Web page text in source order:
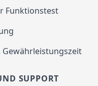
Funktionstest
Gewährleistungszeit
SUPPORT